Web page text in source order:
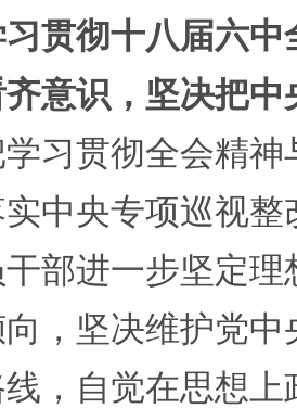
贯彻十八届六
意识，坚决把
习贯彻全会精神
中央专项巡视
部进一步坚定
，坚决维护党
，自觉在思想